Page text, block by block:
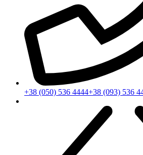
+38 (050) 536 4444+38 (093) 536